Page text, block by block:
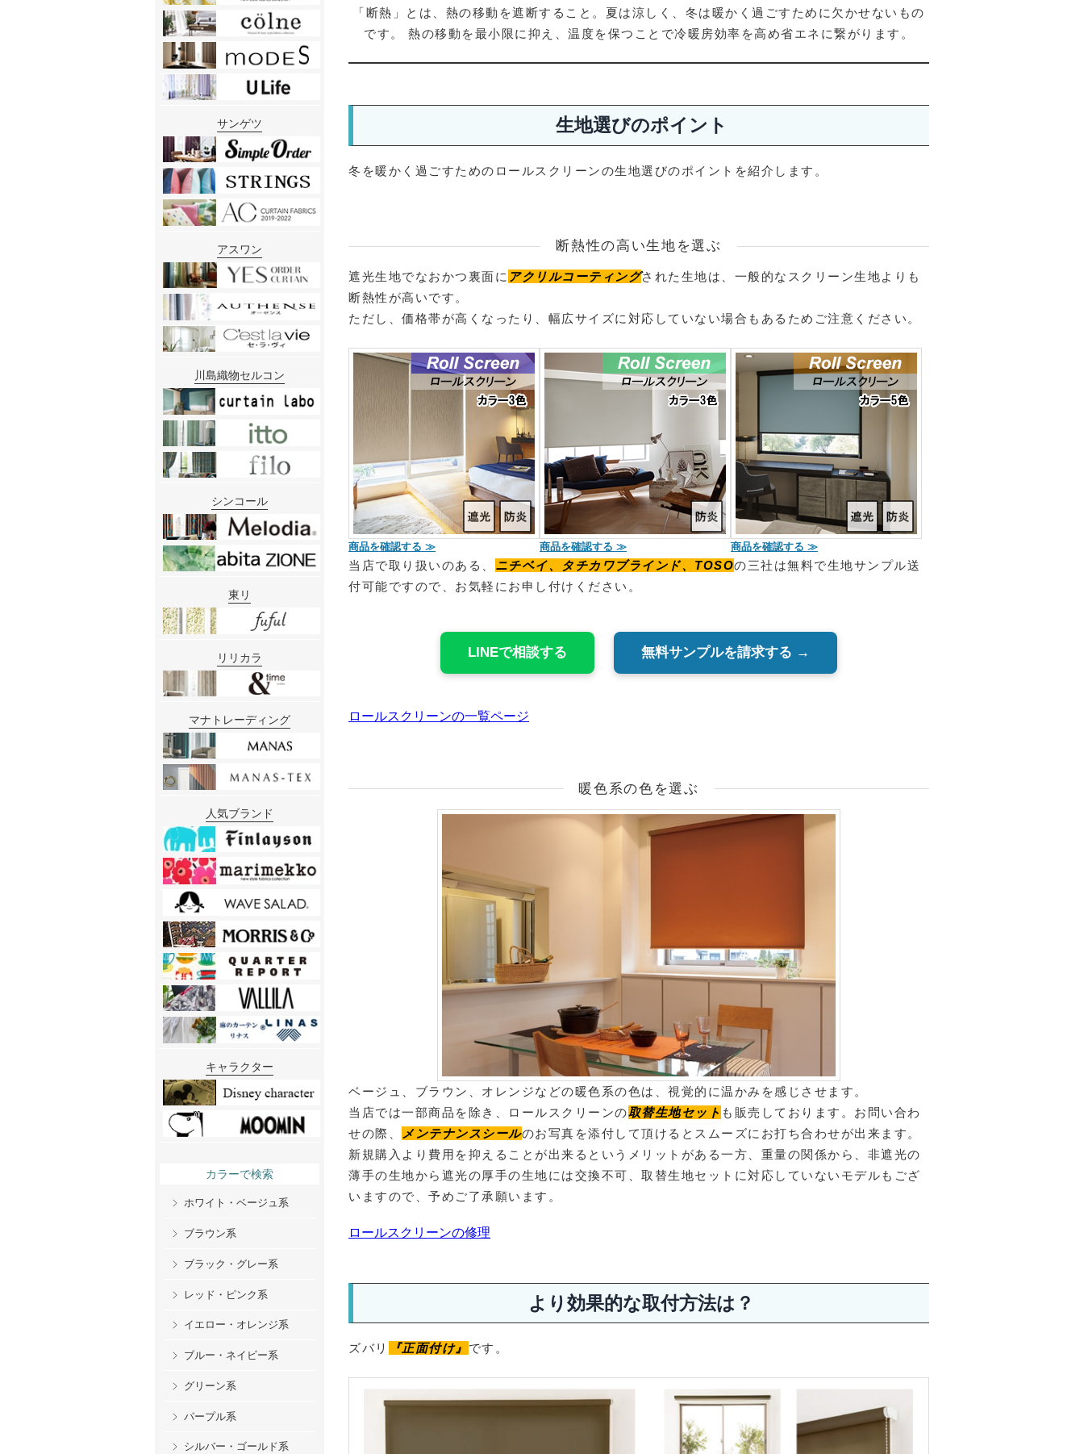
「断熱」とは、熱の移動を遮断すること。夏は涼しく、冬は暖かく過ごすために欠かせないもの
です。 熱の移動を最小限に抑え、温度を保つことで冷暖房効率を高め省エネに繋がります。
生地選びのポイント
冬を暖かく過ごすためのロールスクリーンの生地選びのポイントを紹介します。
断熱性の高い生地を選ぶ
遮光生地でなおかつ裏面に アクリルコーティングされた生地は、一般的なスクリーン生地よりも
断熱性が高いです。
ただし、価格帯が高くなったり、幅広サイズに対応していない場合もあるためご注意ください。
商品を確認する ≫ 商品を確認する ≫ 商品を確認する ≫
当店で取り扱いのある、 ニチベイ、タチカワブラインド、TOSOの三社は無料で生地サンプル送
付可能ですので、お気軽にお申し付けください。
LINEで相談する 無料サンプルを請求する →
ロールスクリーンの一覧ページ
暖色系の色を選ぶ
ベージュ、ブラウン、オレンジなどの暖色系の色は、視覚的に温かみを感じさせます。
当店では一部商品を除き、ロールスクリーンの取替生地セット も販売しております。お問い合わ
せの際、
メンテナンスシールのお写真を添付して頂けるとスムーズにお打ち合わせが出来ます。
新規購入より費用を抑えることが出来るというメリットがある一方、重量の関係から、非遮光の
薄手の生地から遮光の厚手の生地には交換不可、取替生地セットに対応していないモデルもござ
いますので、予めご了承願います。
ロールスクリーンの修理
より効果的な取付方法は？
ズバリ 『正面付け』 です。
サンゲツ
アスワン
川島織物セルコン
シンコール
東リ
リリカラ
マナトレーディング
人気ブランド
キャラクター
カラーで検索
ホワイト・ベージュ系
ブラウン系
ブラック・グレー系
レッド・ピンク系
イエロー・オレンジ系
ブルー・ネイビー系
グリーン系
パープル系
シルバー・ゴールド系